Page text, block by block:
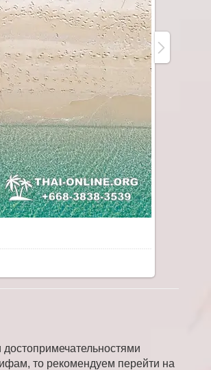
то рекомендуем перейти на